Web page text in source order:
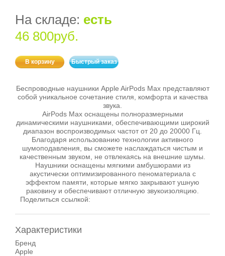
На складе: есть
46 800руб.
В корзину Быстрый заказ
Беспроводные наушники Apple AirPods Max представляют
собой уникальное сочетание стиля, комфорта и качества
звука.
AirPods Max оснащены полноразмерными
динамическими наушниками, обеспечивающими широкий
диапазон воспроизводимых частот от 20 до 20000 Гц.
Благодаря использованию технологии активного
шумоподавления, вы сможете наслаждаться чистым и
качественным звуком, не отвлекаясь на внешние шумы.
Наушники оснащены мягкими амбушюрами из
акустически оптимизированного пеноматериала с
эффектом памяти, которые мягко закрывают ушную
раковину и обеспечивают отличную звукоизоляцию.
Поделиться ссылкой:
Характеристики
Бренд
Apple